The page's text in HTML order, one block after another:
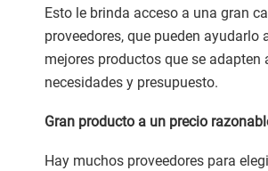
Esto le brinda acceso a una gran
proveedores, que pueden ayudarlo
mejores productos que se adapten
necesidades y presupuesto.
Gran producto a un precio
Hay muchos proveedores para